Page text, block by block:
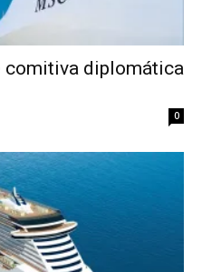
comitiva diplomática
0